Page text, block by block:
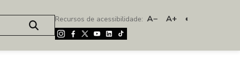
Recursos de acessibilidade: A− A+ ◐